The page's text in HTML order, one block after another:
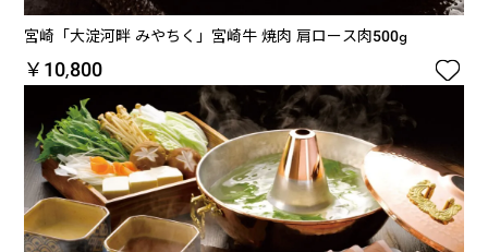
宮崎「大淀河畔 みやちく」宮崎牛 焼肉 肩ロース肉500g
￥10,800 